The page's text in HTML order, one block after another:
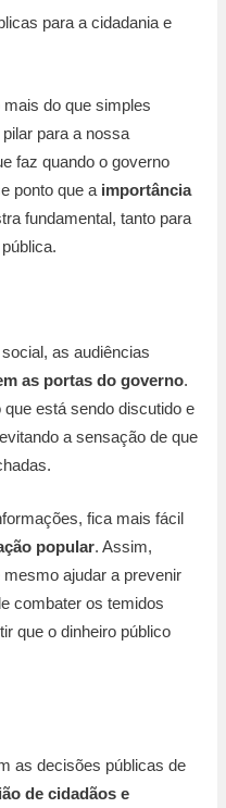
do que simples
para a nossa
faz quando o governo
ponto que a importância
fundamental, tanto para
as audiências
as portas do governo.
está sendo discutido e
a sensação de que
fica mais fácil
popular. Assim,
ajudar a prevenir
combater os temidos
que o dinheiro público
as decisões públicas de
de cidadãos e